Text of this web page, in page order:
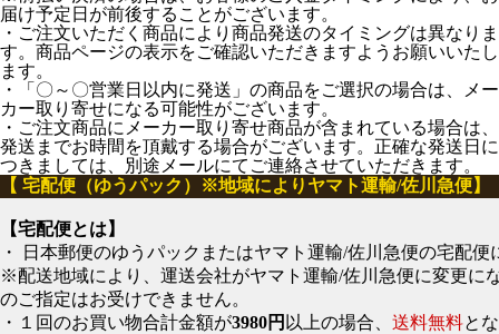
届け予定日が前後することがございます。
・ご注文いただく商品により商品発送のタイミングは異なりま
す。商品ページの表示をご確認いただきますようお願いいたし
ます。
・「〇～〇営業日以内に発送」の商品をご選択の場合は、メー
カー取り寄せになる可能性がございます。
・ご注文商品にメーカー取り寄せ商品が含まれている場合は、
発送までお時間を頂戴する場合がございます。正確な発送日に
つきましては、別途メールにてご連絡させていただきます。
【 宅配便（ゆうパック）※地域によりヤマト運輸/佐川急便】
【宅配便とは】
・ 日本郵便のゆうパックまたはヤマト運輸/佐川急便の宅配
※配送地域により、運送会社がヤマト運輸/佐川急便に変更に
のご指定はお受けできません。
・１回のお買い物合計金額が3980円 以上の場合、 送料無料と